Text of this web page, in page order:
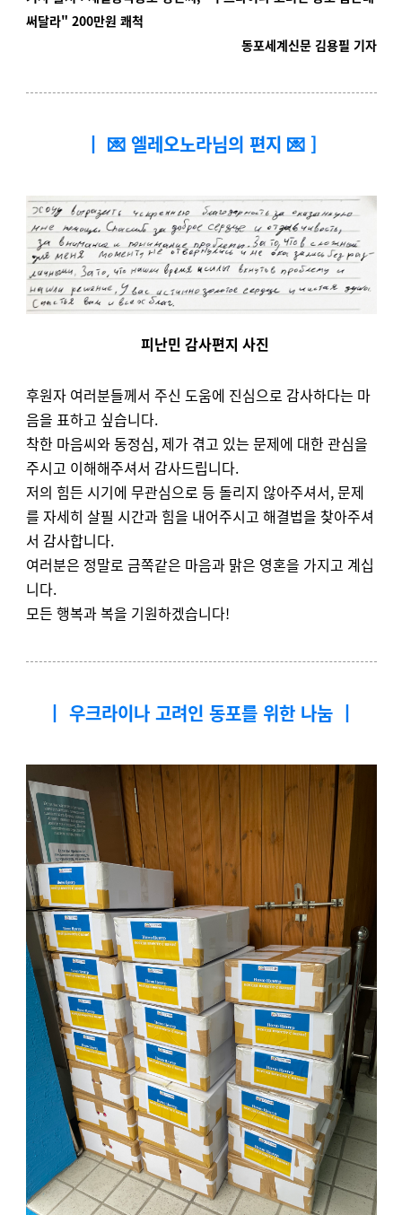
써달라" 200만원 쾌척
동포세계신문 김용필 기자
┃ 💌 엘레오노라님의 편지 💌 ]
피난민 감사편지 사진
후원자 여러분들께서 주신 도움에 진심으로 감사하다는 마
음을 표하고 싶습니다.
착한 마음씨와 동정심, 제가 겪고 있는 문제에 대한 관심을
주시고 이해해주셔서 감사드립니다.
저의 힘든 시기에 무관심으로 등 돌리지 않아주셔서, 문제
를 자세히 살필 시간과 힘을 내어주시고 해결법을 찾아주셔
서 감사합니다.
여러분은 정말로 금쪽같은 마음과 맑은 영혼을 가지고 계십
니다.
모든 행복과 복을 기원하겠습니다!
┃ 우크라이나 고려인 동포를 위한 나눔 ┃